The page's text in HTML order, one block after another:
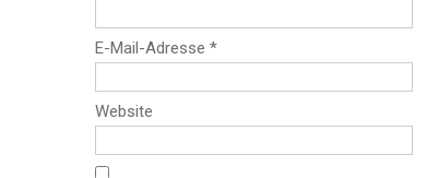
E-Mail-Adresse *
Website